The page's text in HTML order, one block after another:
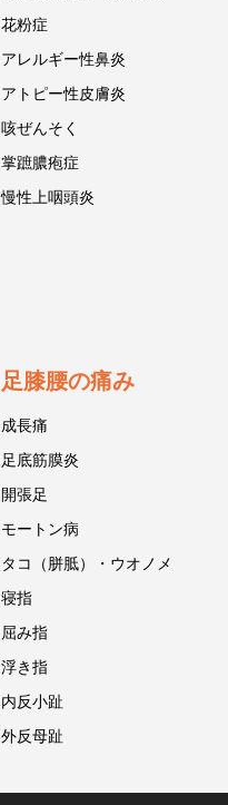
花粉症
アレルギー性鼻炎
アトピー性皮膚炎
咳ぜんそく
掌蹠膿疱症
慢性上咽頭炎
足膝腰の痛み
成長痛
足底筋膜炎
開張足
モートン病
タコ（胼胝）・ウオノメ
寝指
屈み指
浮き指
内反小趾
外反母趾